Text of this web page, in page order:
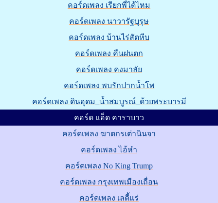
คอร์ดเพลง เรียกพี่ได้ไหม
คอร์ดเพลง นาวารัฐบุรุษ
คอร์ดเพลง บ้านไร่สัตหีบ
คอร์ดเพลง คืนฝนตก
คอร์ดเพลง คงมาลัย
คอร์ดเพลง พบรักปากน้ำโพ
คอร์ดเพลง ดินอุดม_น้ำสมบูรณ์_ด้วยพระบารมี
คอร์ด แอ็ด คาราบาว
คอร์ดเพลง ฆาตกรเต่านินจา
คอร์ดเพลง ไอ้หำ
คอร์ดเพลง No King Trump
คอร์ดเพลง กรุงเทพเมืองเถื่อน
คอร์ดเพลง เลดี้แร่